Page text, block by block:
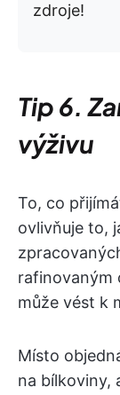
zdroje!
Tip 6.
výživu
To, co
ovlivňuje to,
rafinovaným
může vést k
Místo
na bílkoviny,